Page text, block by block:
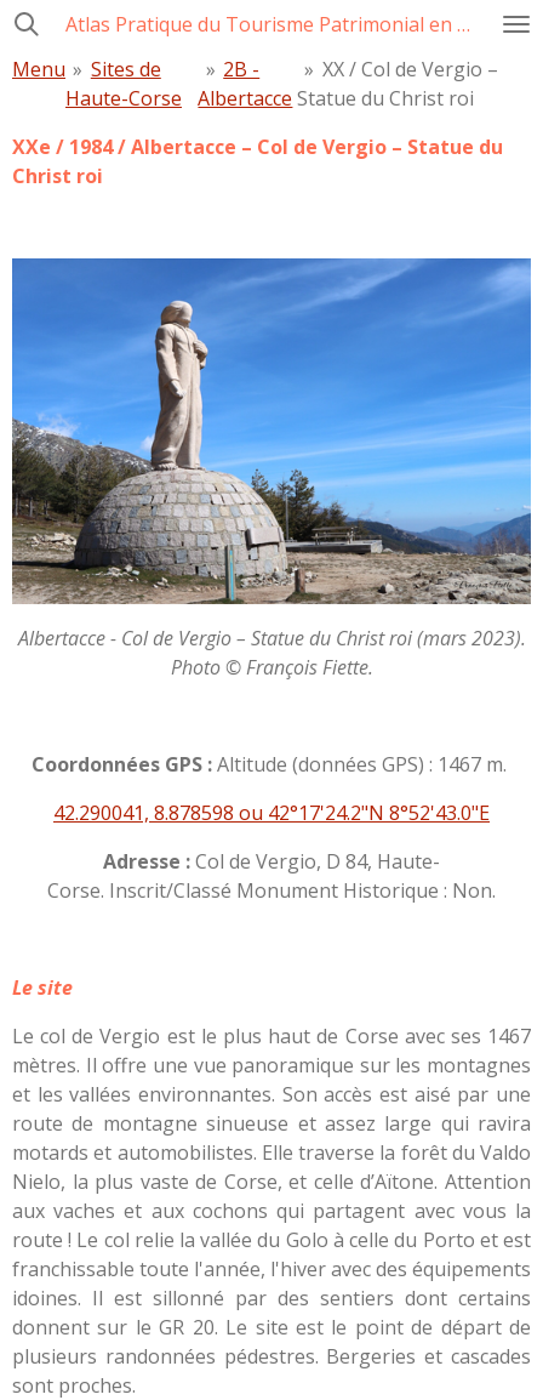
Passer
contenu
principal
Atlas Pratique du Tourisme Patrimonial en Corse
Menu » Sites de
Haute-Corse
» 2B -
Albertacce
» XX / Col de Vergio –
Statue du Christ roi
XXe / 1984 / Albertacce – Col de Vergio – Statue du
Christ roi
Albertacce - Col de Vergio – Statue du Christ roi (mars 2023).
Photo © François Fiette.
Coordonnées GPS :Altitude (données GPS) : 1467 m.
42.290041, 8.878598 ou 42°17'24.2"N 8°52'43.0"E
Adresse :Col de Vergio, D 84, Haute-
Corse. Inscrit/Classé Monument Historique : Non.
Le site
Le col de Vergio est le plus haut de Corse avec ses 1467
mètres. Il offre une vue panoramique sur les montagnes
et les vallées environnantes. Son accès est aisé par une
route de montagne sinueuse et assez large qui ravira
motards et automobilistes. Elle traverse la forêt du Valdo
Nielo, la plus vaste de Corse, et celle d’Aïtone. Attention
aux vaches et aux cochons qui partagent avec vous la
route ! Le col relie la vallée du Golo à celle du Porto et est
franchissable toute l'année, l'hiver avec des équipements
idoines. Il est sillonné par des sentiers dont certains
donnent sur le GR 20. Le site est le point de départ de
plusieurs randonnées pédestres. Bergeries et cascades
sont proches.